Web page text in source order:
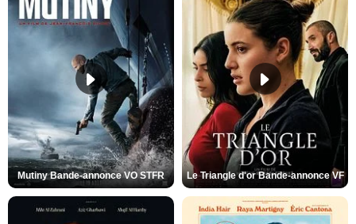
Mutiny Bande-annonce VO STFR Le Triangle d'or Bande-annonce VF